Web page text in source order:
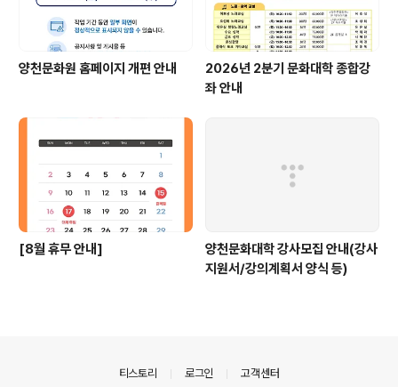
양천문화원 홈페이지 개편 안내
2026년 2분기 문화대학 종합강
좌 안내
[8월 휴무 안내]
양천문화대학 강사모집 안내(강사
지원서/강의계획서 양식 등)
티스토리 로그인 고객센터